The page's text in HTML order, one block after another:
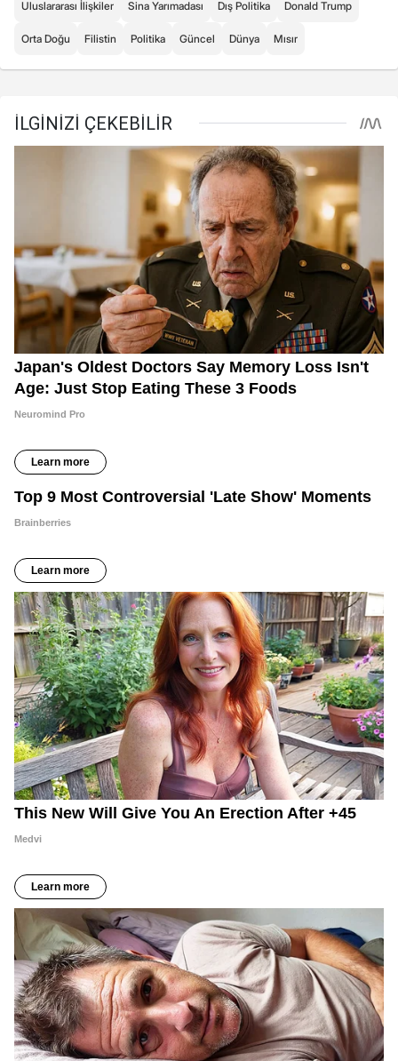
Uluslararası İlişkiler Sina Yarımadası Dış Politika Donald Trump
Orta Doğu Filistin Politika Güncel Dünya Mısır